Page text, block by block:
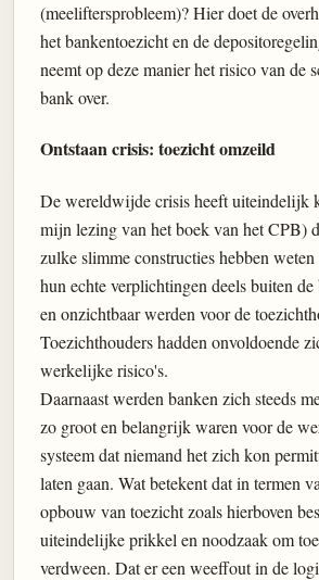
(meeliftersprobleem)? Hier doet de
het bankentoezicht en de
neemt op deze manier het risico van de
bank over.
Ontstaan crisis: toezicht omzeild
De wereldwijde crisis heeft uiteindelijk
mijn lezing van het boek van het CPB)
zulke slimme constructies hebben
hun echte verplichtingen deels buiten de
en onzichtbaar werden voor de
Toezichthouders hadden onvoldoende
werkelijke risico's.
Daarnaast werden banken zich steeds
zo groot en belangrijk waren voor de
systeem dat niemand het zich kon
laten gaan. Wat betekent dat in termen
opbouw van toezicht zoals hierboven
uiteindelijke prikkel en noodzaak om
verdween. Dat er een weeffout in de